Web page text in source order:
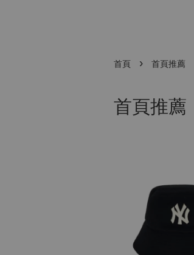
首頁 › 首頁推薦
首頁推薦